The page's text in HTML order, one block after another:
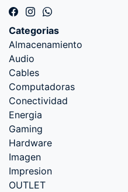
Categorias
Almacenamiento
Audio
Cables
Computadoras
Conectividad
Energia
Gaming
Hardware
Imagen
Impresion
OUTLET